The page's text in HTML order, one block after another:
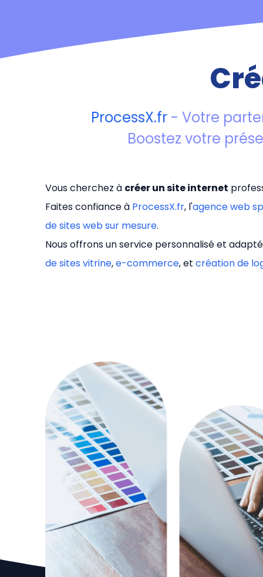
ProcessX.fr - Votre
Boostez votre
Vous cherchez à créer un site internet
Faites confiance à ProcessX.fr, l'agence web
de sites web sur mesure.
Nous offrons un service personnalisé et
de sites vitrine,e-commerce, et création de